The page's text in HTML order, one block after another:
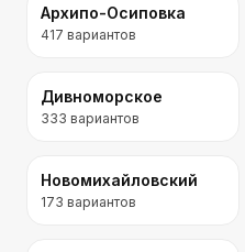
Архипо-Осиповка
417 вариантов
Дивноморское
333 вариантов
Новомихайловский
173 вариантов